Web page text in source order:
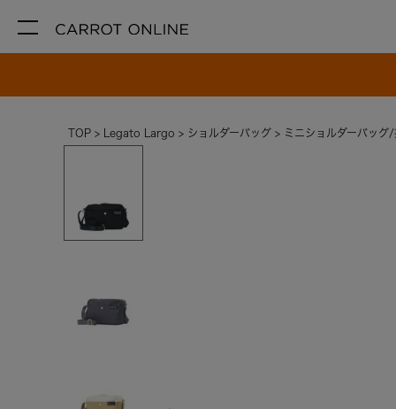
TOP Legato Largo ショルダーバッグ ミニショルダーバッグ